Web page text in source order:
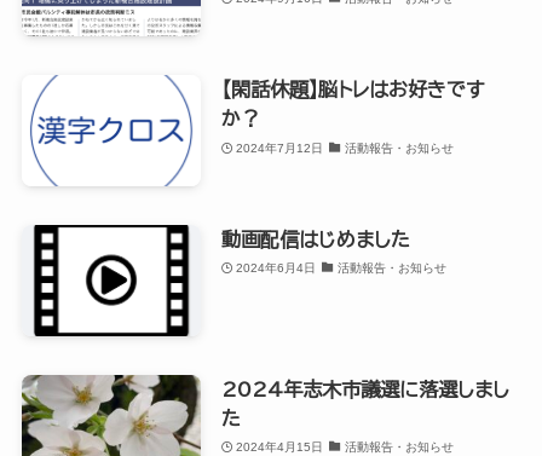
【閑話休題】脳トレはお好きです
か？
2024年7月12日 活動報告・お知らせ
動画配信はじめました
2024年6月4日 活動報告・お知らせ
2024年志木市議選に落選しまし
た
2024年4月15日 活動報告・お知らせ